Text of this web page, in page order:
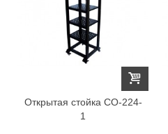
Открытая стойка СО-224-
1